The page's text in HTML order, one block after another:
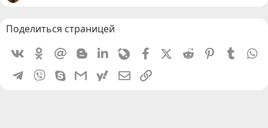
Поделиться страницей
VkontakteOdnoklassniki
Mail.ru BloggerLinkedin
LivejournalFacebookX (Twitter)
Reddit PinterestTumblr
Telegram
Viber SkypeGmailyahoomailЭлектронная почта